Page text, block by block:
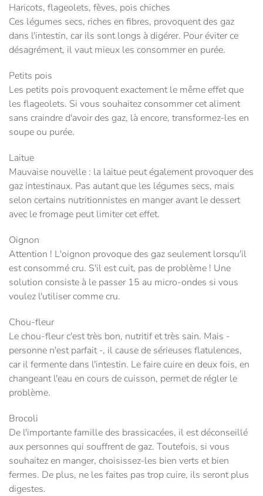
Haricots, flageolets, fèves, pois chiches
Ces légumes secs, riches en fibres, provoquent des gaz
dans l'intestin, car ils sont longs à digérer. Pour éviter ce
désagrément, il vaut mieux les consommer en purée.
Petits pois
Les petits pois provoquent exactement le même effet que
les flageolets. Si vous souhaitez consommer cet aliment
sans craindre d'avoir des gaz, là encore, transformez-les en
soupe ou purée.
Laitue
Mauvaise nouvelle : la laitue peut également provoquer des
gaz intestinaux. Pas autant que les légumes secs, mais
selon certains nutritionnistes en manger avant le dessert
avec le fromage peut limiter cet effet.
Oignon
Attention ! L'oignon provoque des gaz seulement lorsqu'il
est consommé cru. S'il est cuit, pas de problème ! Une
solution consiste à le passer 15 au micro-ondes si vous
voulez l'utiliser comme cru.
Chou-fleur
Le chou-fleur c'est très bon, nutritif et très sain. Mais -
personne n'est parfait -, il cause de sérieuses flatulences,
car il fermente dans l'intestin. Le faire cuire en deux fois, en
changeant l'eau en cours de cuisson, permet de régler le
problème.
Brocoli
De l'importante famille des brassicacées, il est déconseillé
aux personnes qui souffrent de gaz. Toutefois, si vous
souhaitez en manger, choisissez-les bien verts et bien
fermes. De plus, ne les faites pas trop cuire, ils seront plus
digestes.